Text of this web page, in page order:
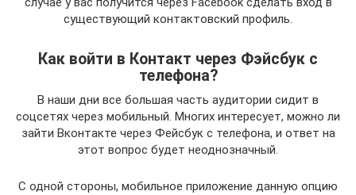
существующий контактовский профиль.
Как войти в Контакт через Фэйсбук с
телефона?
В наши дни все большая часть аудитории сидит в
соцсетях через мобильный. Многих интересует, можно ли
зайти Вконтакте через Фейсбук с телефона, и ответ на
этот вопрос будет неоднозначный.
С одной стороны, мобильное приложение данную опцию